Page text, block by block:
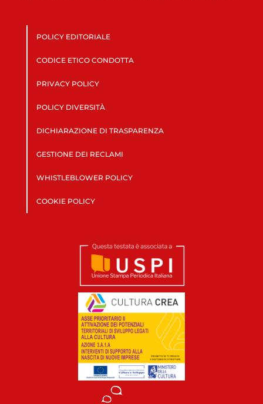
POLICY EDITORIALE
CODICE ETICO CONDOTTA
PRIVACY POLICY
POLICY DIVERSITÀ
DICHIARAZIONE DI TRASPARENZA
GESTIONE DEI RECLAMI
WHISTLEBLOWER POLICY
COOKIE POLICY